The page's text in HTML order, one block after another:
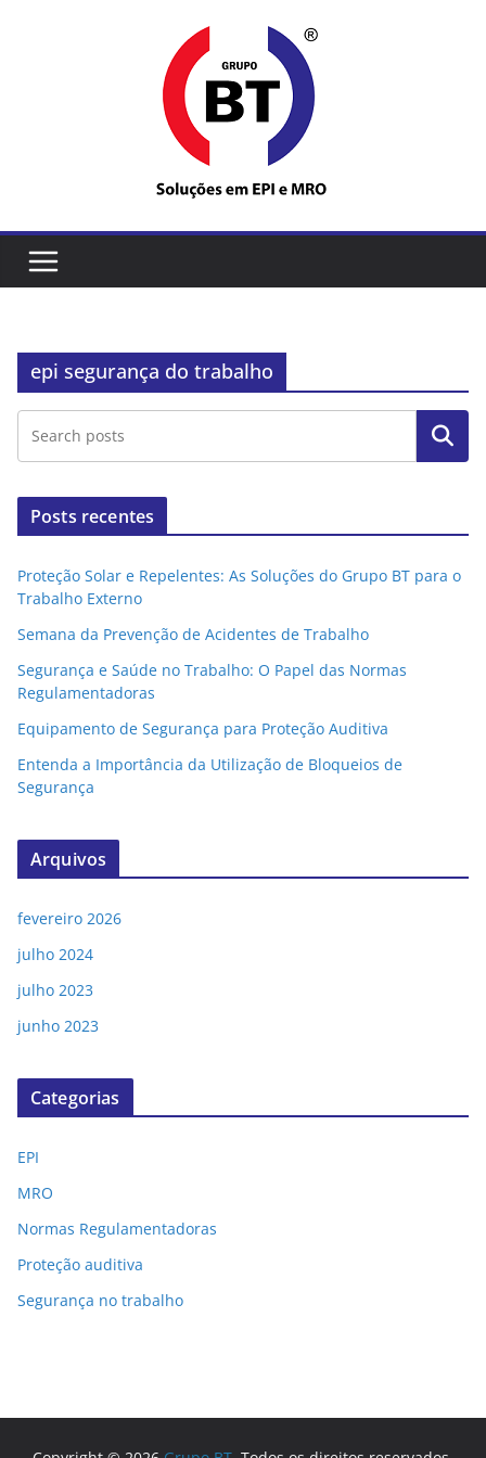
epi segurança do trabalho
Pesquisar
Posts recentes
Proteção Solar e Repelentes: As Soluções do Grupo BT para o
Trabalho Externo
Semana da Prevenção de Acidentes de Trabalho
Segurança e Saúde no Trabalho: O Papel das Normas
Regulamentadoras
Equipamento de Segurança para Proteção Auditiva
Entenda a Importância da Utilização de Bloqueios de
Segurança
Arquivos
fevereiro 2026
julho 2024
julho 2023
junho 2023
Categorias
EPI
MRO
Normas Regulamentadoras
Proteção auditiva
Segurança no trabalho